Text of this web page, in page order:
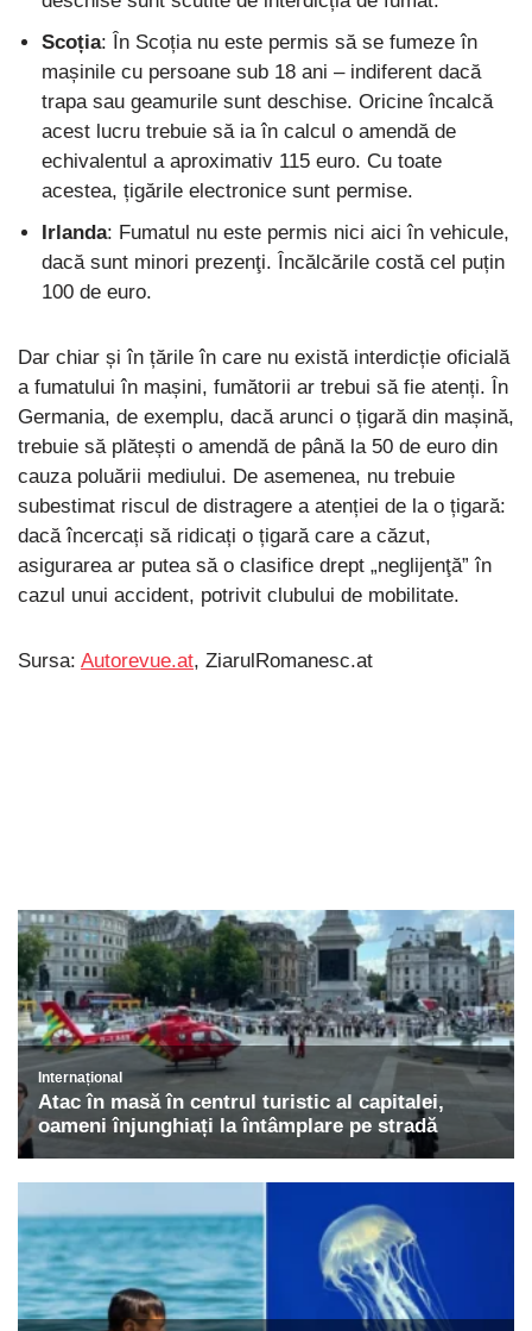
Scoția: În Scoția nu este permis să se fumeze în
mașinile cu persoane sub 18 ani – indiferent dacă
trapa sau geamurile sunt deschise. Oricine încalcă
acest lucru trebuie să ia în calcul o amendă de
echivalentul a aproximativ 115 euro. Cu toate
acestea, țigările electronice sunt permise.
Irlanda: Fumatul nu este permis nici aici în vehicule,
dacă sunt minori prezenţi. Încălcările costă cel puțin
100 de euro.
Dar chiar și în țările în care nu există interdicție oficială
a fumatului în mașini, fumătorii ar trebui să fie atenți. În
Germania, de exemplu, dacă arunci o țigară din mașină,
trebuie să plătești o amendă de până la 50 de euro din
cauza poluării mediului. De asemenea, nu trebuie
subestimat riscul de distragere a atenției de la o țigară:
dacă încercați să ridicați o țigară care a căzut,
asigurarea ar putea să o clasifice drept „neglijenţă” în
cazul unui accident, potrivit clubului de mobilitate.
Sursa: Autorevue.at, ZiarulRomanesc.at